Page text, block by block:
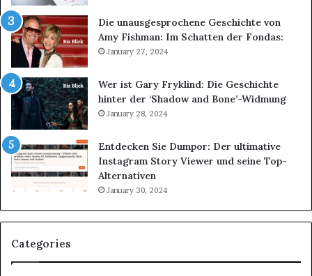
Die unausgesprochene Geschichte von
Amy Fishman: Im Schatten der Fondas:
January 27, 2024
Wer ist Gary Fryklind: Die Geschichte
hinter der ‘Shadow and Bone’-Widmung
January 28, 2024
Entdecken Sie Dumpor: Der ultimative
Instagram Story Viewer und seine Top-
Alternativen
January 30, 2024
Categories